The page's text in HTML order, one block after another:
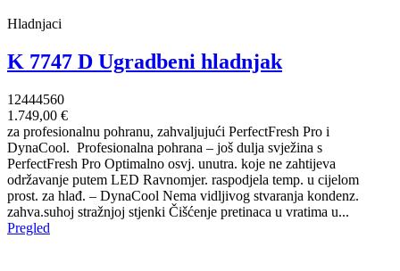
Hladnjaci
K 7747 D Ugradbeni hladnjak
12444560
1.749,00 €
za profesionalnu pohranu, zahvaljujući PerfectFresh Pro i
DynaCool. Profesionalna pohrana – još dulja svježina s
PerfectFresh Pro Optimalno osvj. unutra. koje ne zahtijeva
održavanje putem LED Ravnomjer. raspodjela temp. u cijelom
prost. za hlađ. – DynaCool Nema vidljivog stvaranja kondenz.
zahva.suhoj stražnjoj stjenki Čišćenje pretinaca u vratima u...
Pregled